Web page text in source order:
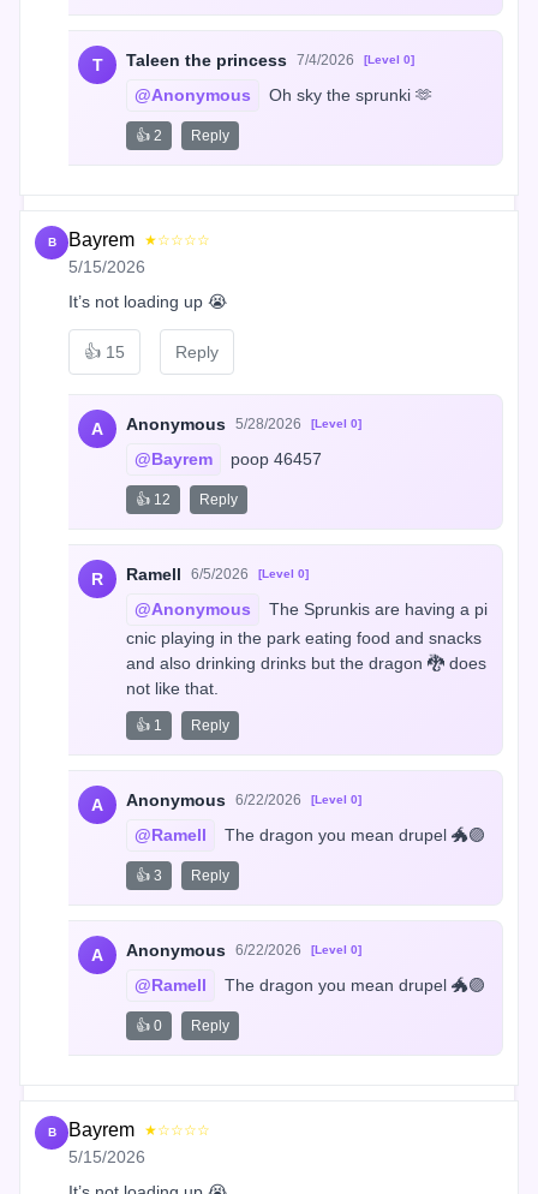
T Taleen the princess 7/4/2026 [Level 0]
@Anonymous Oh sky the sprunki 🫶
👍 2 Reply
B Bayrem ★☆☆☆☆
5/15/2026
It’s not loading up 😭
👍 15 Reply
A Anonymous 5/28/2026 [Level 0]
@Bayrem poop 46457
👍 12 Reply
R Ramell 6/5/2026 [Level 0]
@Anonymous
The Sprunkis are having a pi
cnic playing in the park eating food and snacks
and also drinking drinks but the dragon 🐉 does
not like that.
👍 1 Reply
A Anonymous 6/22/2026 [Level 0]
@Ramell The dragon you mean drupel 🐲🟣
👍 3 Reply
A Anonymous 6/22/2026 [Level 0]
@Ramell The dragon you mean drupel 🐲🟣
👍 0 Reply
B Bayrem ★☆☆☆☆
5/15/2026